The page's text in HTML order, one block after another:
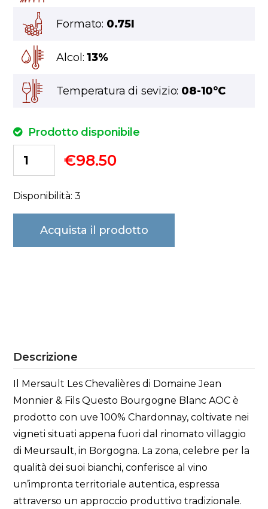
Formato: 0.75l
Alcol:13%
Temperatura di sevizio: 08-10°C
Prodotto disponibile
€98.50
Disponibilità: 3
Acquista il prodotto
Descrizione
Il Mersault Les Chevalières di Domaine Jean
Monnier & Fils Questo Bourgogne Blanc AOC è
prodotto con uve 100% Chardonnay, coltivate nei
vigneti situati appena fuori dal rinomato villaggio
di Meursault, in Borgogna. La zona, celebre per la
qualità dei suoi bianchi, conferisce al vino
un’impronta territoriale autentica, espressa
attraverso un approccio produttivo tradizionale.